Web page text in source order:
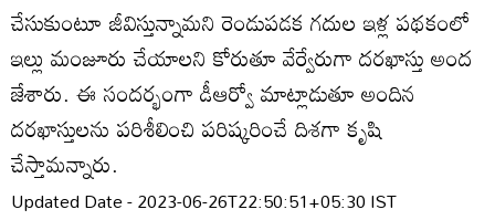
చేసుకుంటూ జీవిస్తున్నామని రెండుపడక గదుల ఇళ్ల పథకంలో
ఇల్లు మంజూరు చేయాలని కోరుతూ వేర్వేరుగా దరఖాస్తు అంద
జేశారు. ఈ సందర్భంగా డీఆర్వో మాట్లాడుతూ అందిన
దరఖాస్తులను పరిశీలించి పరిష్కరించే దిశగా కృషి
చేస్తామన్నారు.
Updated Date - 2023-06-26T22:50:51+05:30 IST